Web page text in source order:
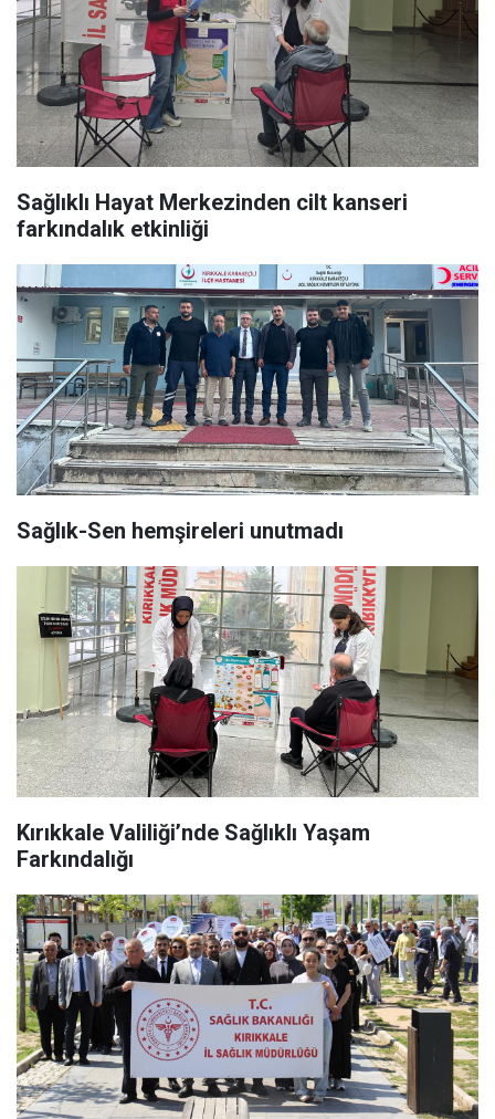
Sağlıklı Hayat Merkezinden cilt kanseri
farkındalık etkinliği
Sağlık-Sen hemşireleri unutmadı
Kırıkkale Valiliği’nde Sağlıklı Yaşam
Farkındalığı